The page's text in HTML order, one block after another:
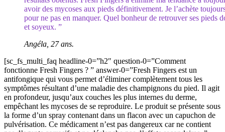
avoir des mycoses aux pieds définitivement. Je l’achète
pour ne pas en manquer. Quel bonheur de retrouver ses pieds
et soyeux. ”
Angéla, 27 ans.
[sc_fs_multi_faq headline-0=”h2″ question-0=”Comment
fonctionne Fresh Fingers ? ” answer-0=”Fresh Fingers est un
antifongique qui vous permet d’éliminer complètement tous les
symptômes résultant d’une maladie des champignons du pied. Il agit
en profondeur, jusqu’aux couches les plus internes du derme,
empêchant les mycoses de se reproduire. Le produit se présente sous
la forme d’un spray contenant dans un flacon avec un capuchon de
pulvérisation. Ce médicament n’est pas dangereux car ne contient